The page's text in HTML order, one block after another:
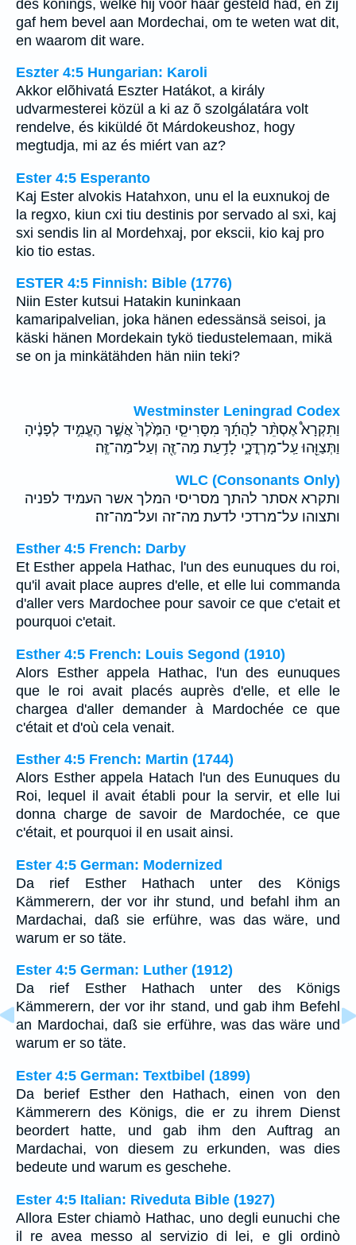
des konings, welke hij voor haar gesteld had, en zij
gaf hem bevel aan Mordechai, om te weten wat dit,
en waarom dit ware.
Eszter 4:5 Hungarian: Karoli
Akkor elõhivatá Eszter Hatákot, a király
udvarmesterei közül a ki az õ szolgálatára volt
rendelve, és kiküldé õt Márdokeushoz, hogy
megtudja, mi az és miért van az?
Ester 4:5 Esperanto
Kaj Ester alvokis Hatahxon, unu el la euxnukoj de
la regxo, kiun cxi tiu destinis por servado al sxi, kaj
sxi sendis lin al Mordehxaj, por ekscii, kio kaj pro
kio tio estas.
ESTER 4:5 Finnish: Bible (1776)
Niin Ester kutsui Hatakin kuninkaan
kamaripalvelian, joka hänen edessänsä seisoi, ja
käski hänen Mordekain tykö tiedustelemaan, mikä
se on ja minkätähden hän niin teki?
Westminster Leningrad Codex
וַתִּקְרָא֩ אֶסְתֵּ֨ר לַהֲתָ֜ךְ מִסָּרִיסֵ֤י הַמֶּ֙לֶךְ֙ אֲשֶׁ֣ר הֶעֱמִ֣יד לְפָנֶ֔יהָ
וַתְּצַוֵּ֖הוּ עַֽל־מָרְדֳּכָ֑י לָדַ֥עַת מַה־זֶּ֖ה וְעַל־מַה־זֶּֽה׃
WLC (Consonants Only)
ותקרא אסתר להתך מסריסי המלך אשר העמיד לפניה
ותצוהו על־מרדכי לדעת מה־זה ועל־מה־זה׃
Esther 4:5 French: Darby
Et Esther appela Hathac, l'un des eunuques du roi,
qu'il avait place aupres d'elle, et elle lui commanda
d'aller vers Mardochee pour savoir ce que c'etait et
pourquoi c'etait.
Esther 4:5 French: Louis Segond (1910)
Alors Esther appela Hathac, l'un des eunuques
que le roi avait placés auprès d'elle, et elle le
chargea d'aller demander à Mardochée ce que
c'était et d'où cela venait.
Esther 4:5 French: Martin (1744)
Alors Esther appela Hatach l'un des Eunuques du
Roi, lequel il avait établi pour la servir, et elle lui
donna charge de savoir de Mardochée, ce que
c'était, et pourquoi il en usait ainsi.
Ester 4:5 German: Modernized
Da rief Esther Hathach unter des Königs
Kämmerern, der vor ihr stund, und befahl ihm an
Mardachai, daß sie erführe, was das wäre, und
warum er so täte.
Ester 4:5 German: Luther (1912)
Da rief Esther Hathach unter des Königs
Kämmerern, der vor ihr stand, und gab ihm Befehl
an Mardochai, daß sie erführe, was das wäre und
warum er so täte.
Ester 4:5 German: Textbibel (1899)
Da berief Esther den Hathach, einen von den
Kämmerern des Königs, die er zu ihrem Dienst
beordert hatte, und gab ihm den Auftrag an
Mardachai, von diesem zu erkunden, was dies
bedeute und warum es geschehe.
Ester 4:5 Italian: Riveduta Bible (1927)
Allora Ester chiamò Hathac, uno degli eunuchi che
il re avea messo al servizio di lei, e gli ordinò